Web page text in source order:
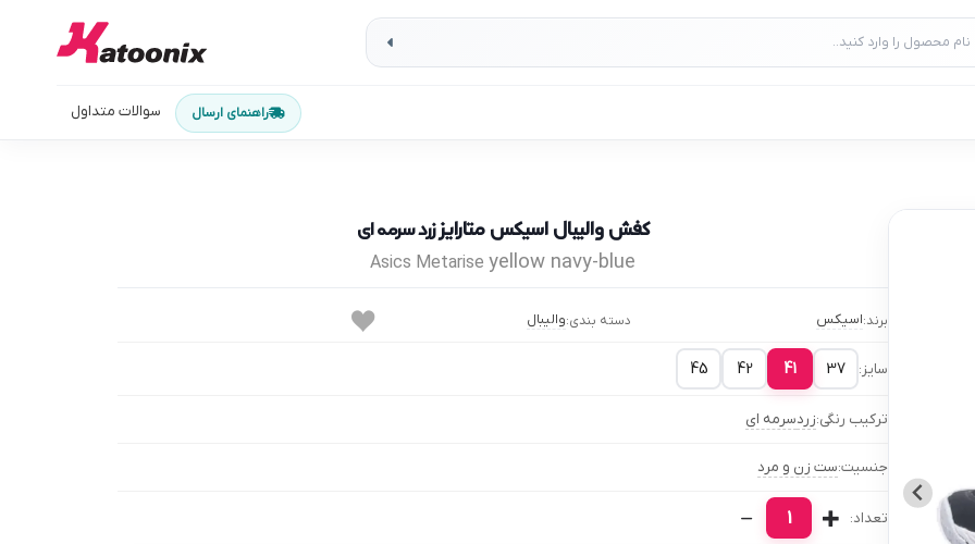
راهنمای ارسال سوالات متداول
کفش والیبال اسیکس متارایززرد سرمه ای
Asics Metarise yellow navy-blue
برند:اسیکس دسته بندی:والیبال
سایز: 37
41
42
45
ترکیب رنگی:زردسرمه ای
جنسیت:ست زن و مرد
تعداد: 1